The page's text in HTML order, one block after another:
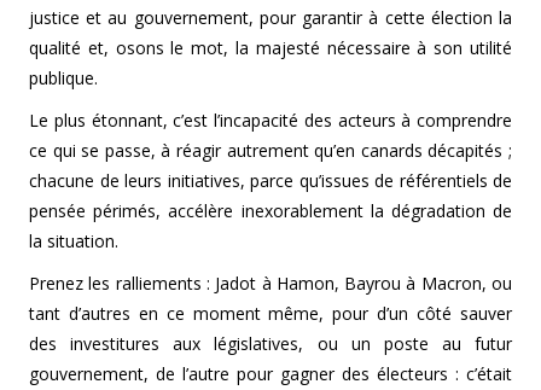
justice et au gouvernement, pour garantir à cette élection la
qualité et, osons le mot, la majesté nécessaire à son utilité
publique.
Le plus étonnant, c’est l’incapacité des acteurs à comprendre
ce qui se passe, à réagir autrement qu’en canards décapités ;
chacune de leurs initiatives, parce qu’issues de référentiels de
pensée périmés, accélère inexorablement la dégradation de
la situation.
Prenez les ralliements : Jadot à Hamon, Bayrou à Macron, ou
tant d’autres en ce moment même, pour d’un côté sauver
des investitures aux législatives, ou un poste au futur
gouvernement, de l’autre pour gagner des électeurs : c’était